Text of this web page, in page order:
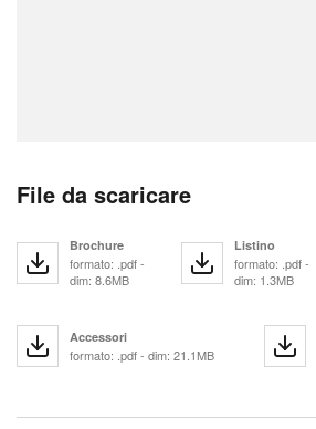
File da scaricare
Brochure
formato: .pdf -
dim: 8.6MB
Listino
formato: .pdf -
dim: 1.3MB
Accessori
formato: .pdf - dim: 21.1MB